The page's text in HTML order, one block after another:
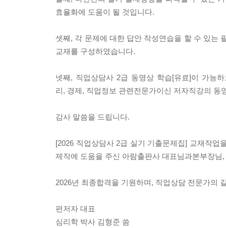
효율화에 도움이 될 것입니다.
셋째, 각 문제에 대한 답안 작성연습을 할 수 있는
교재를 구성하였습니다.
넷째, 직업상담사 2급 동영상 학습[유료]이 가능
리, 경제, 직업정보 관련전문가이신 저자직강의
감사 말씀을 드립니다.
[2026 직업상담사 2급 실기 기출문제집] 교재작
제작에 도움을 주신 아람출판사 대표님과본부장
2026년 최종합격을 기원하며, 직업상담 전문가의
편저자 대표
심리학 박사 김형준 씀